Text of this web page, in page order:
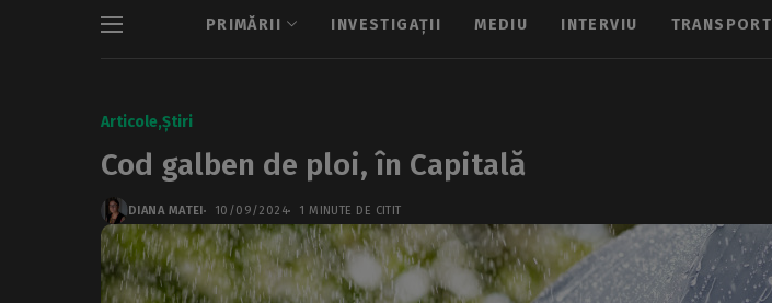
PRIMĂRII INVESTIGAȚII MEDIU INTERVIU TRANSPORT
Articole Știri
Cod galben de ploi, în Capitală
DIANA MATEI 10/09/2024 1 MINUTE DE CITIT